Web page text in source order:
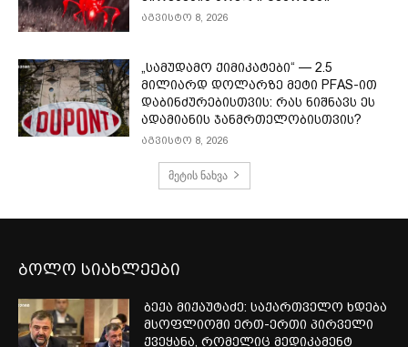
აგვისტო 8, 2026
„სამუდამო ქიმიკატები“ — 2.5
მილიარდ დოლარზე მეტი PFAS-ით
დაბინძურებისთვის: რას ნიშნავს ეს
ადამიანის ჯანმრთელობისთვის?
აგვისტო 8, 2026
მეტის ნახვა
ბოლო სიახლეები
ბექა მიქაუტაძე: საქართველო ხდება
მსოფლიოში ერთ-ერთი პირველი
ქვეყანა, რომელიც მედიკამენტ